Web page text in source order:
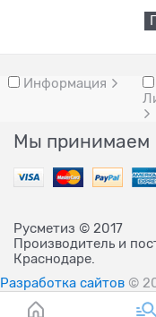
Информация
Мы принимаем
Русметиз © 2017
Производитель и
Краснодаре.
Разработка сайтов ©